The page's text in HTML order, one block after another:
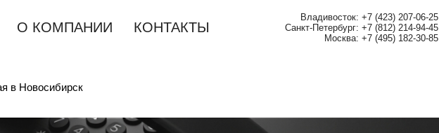
О КОМПАНИИ КОНТАКТЫ
Владивосток: +7 (423) 207-06-25
Cанкт-Петербург: +7 (812) 214-94-45
Москва: +7 (495) 182-30-85
в Новосибирск